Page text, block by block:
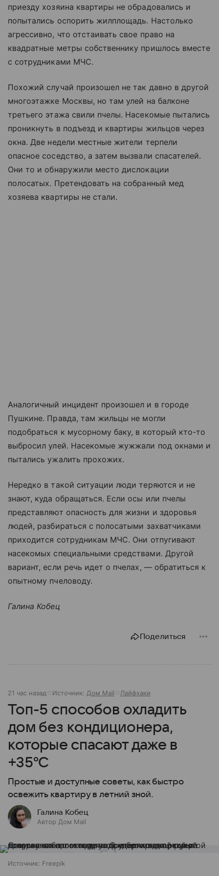
приезду хозяина квартиры не обрадовались и
попытались оспорить жилплощадь. Настолько
агрессивно, что отстаивать свое право на
квадратные метры собственнику пришлось вместе
с сотрудниками МЧС.
Похожий случай произошел не так давно в другой
многоэтажке Москвы, но там улей на балконе
третьего этажа свили пчелы. Насекомые пытались
проникнуть в подъезд и квартиры жильцов через
окна. Две недели местные жители терпели
опасное соседство, а затем вызвали спасателей.
Они то и обнаружили место дислокации
полосатых. Претендовать на собранный мед
хозяева квартиры не стали.
Аналогичный инцидент произошел и в городе
Пушкине. Правда, там жильцы не могли
подобраться к мусорному баку, в который кто-то
выбросил улей. Насекомые жужжали под окнами и
пытались ужалить прохожих.
Нередко в такой ситуации люди теряются и не
знают, куда обращаться. Если осы или пчелы
представляют опасность для жизни и здоровья
людей, разбираться с полосатыми захватчиками
приходится сотрудникам МЧС. Они отпугивают
насекомых специальными средствами. Другой
вариант, если речь идет о пчелах, — обратиться к
опытному пчеловоду.
Галина Кобец
Поделиться
21 час назад Источник: Дом Mail Лайфхаки
Топ-5 способов охладить
дом без кондиционера,
которые спасают даже в
+35°C
Простые и доступные советы, как быстро
освежить квартиру в летний зной.
Галина Кобец
Автор Дом Mail
Источник: Freepik